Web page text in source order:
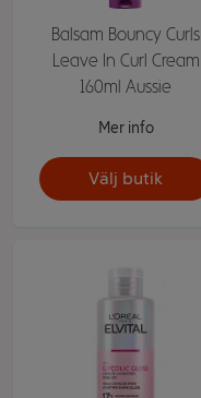
Balsam Bouncy Curls
Leave In Curl Cream
160ml Aussie
Mer info
Välj butik